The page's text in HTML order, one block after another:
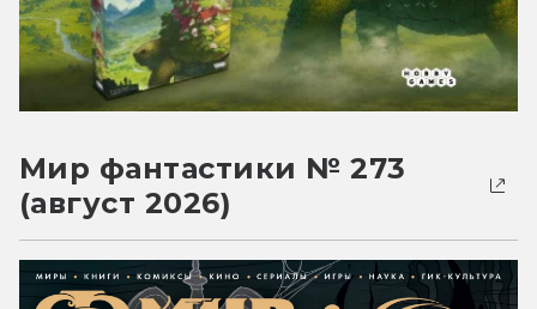
Мир фантастики № 273
(август 2026)